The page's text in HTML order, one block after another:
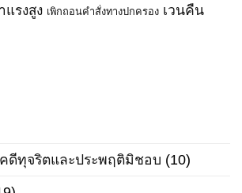
แรงสูง เพิกถอนคำสั่งทางปกครอง เวนคืน
ดีทุจริตและประพฤติมิชอบ (10)